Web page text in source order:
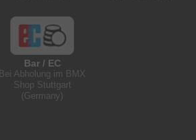
Bar / EC
Bei Abholung im BMX
Shop Stuttgart
(Germany)